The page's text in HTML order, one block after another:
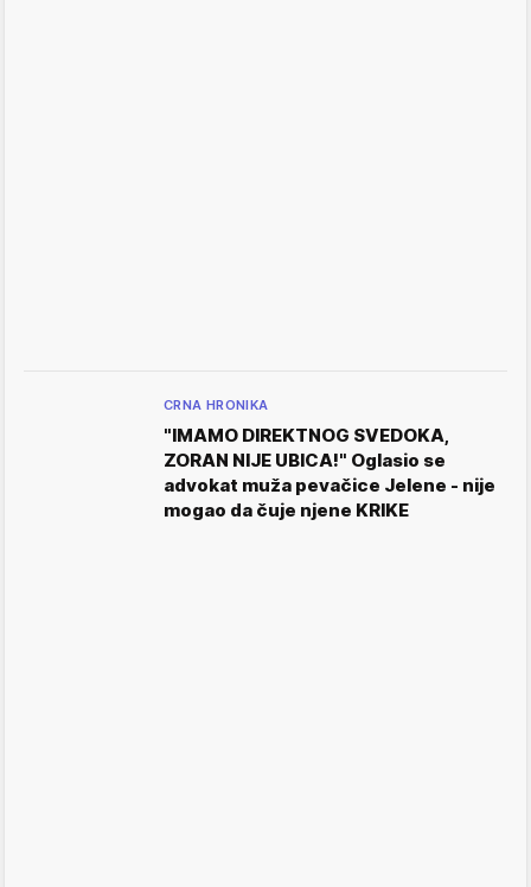
CRNA HRONIKA
"IMAMO DIREKTNOG SVEDOKA,
ZORAN NIJE UBICA!" Oglasio se
advokat muža pevačice Jelene - nije
mogao da čuje njene KRIKE